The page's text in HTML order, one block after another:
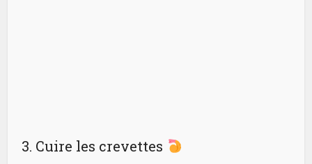
3. Cuire les crevettes